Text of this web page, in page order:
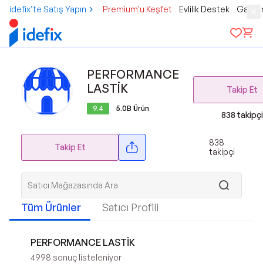
idefix’te Satış Yapın Premium'u Keşfet Evlilik Destek
PERFORMANCE
LASTİK
9.4 5.0B Ürün
Takip Et
838 takipçi
Takip Et
838
takipçi
Tüm Ürünler Satıcı Profili
PERFORMANCE LASTİK
4998 sonuç listeleniyor